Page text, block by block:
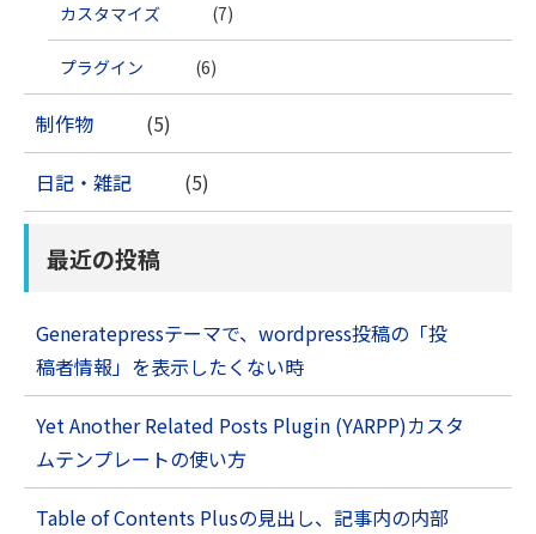
カスタマイズ (7)
プラグイン (6)
制作物 (5)
日記・雑記 (5)
最近の投稿
Generatepressテーマで、wordpress投稿の「投
稿者情報」を表示したくない時
Yet Another Related Posts Plugin (YARPP)カスタ
ムテンプレートの使い方
Table of Contents Plusの見出し、記事内の内部